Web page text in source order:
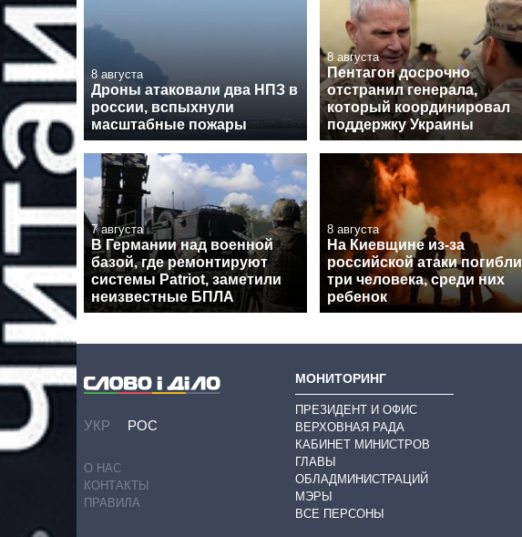
8 августа
Дроны атаковали два НПЗ в
россии, вспыхнули
масштабные пожары
8 августа
Пентагон досрочно
отстранил генерала,
который координировал
поддержку Украины
7 августа
В Германии над военной
базой, где ремонтируют
системы Patriot, заметили
неизвестные БПЛА
8 августа
На Киевщине из-за
российской атаки погибли
три человека, среди них
ребенок
УКР РОС
О НАС
КОНТАКТЫ
ПРАВИЛА
МОНИТОРИНГ
ПРЕЗИДЕНТ И ОФИС
ВЕРХОВНАЯ РАДА
КАБИНЕТ МИНИСТРОВ
ГЛАВЫ
ОБЛАДМИНИСТРАЦИЙ
МЭРЫ
ВСЕ ПЕРСОНЫ